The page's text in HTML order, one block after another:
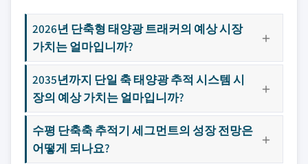
2026년 단축형 태양광 트래커의 예상 시장
가치는 얼마입니까?
2035년까지 단일 축 태양광 추적 시스템 시
장의 예상 가치는 얼마입니까?
수평 단축축 추적기 세그먼트의 성장 전망은
어떻게 되나요?